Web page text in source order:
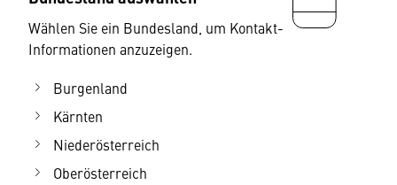
Wählen Sie ein Bundesland, um Kontakt-
Informationen anzuzeigen.
Burgenland
Kärnten
Niederösterreich
Oberösterreich